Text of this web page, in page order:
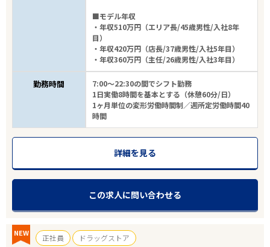
■モデル年収
・年収510万円（エリア長/45歳男性/入社8年
目）
・年収420万円（店長/37歳男性/入社5年目）
・年収360万円（主任/26歳男性/入社3年目）
勤務時間
7:00～22:30の間でシフト勤務
1日実働8時間を基本とする（休憩60分/日）
1ヶ月単位の変形労働時間制／週所定労働時間40
時間
詳細を見る
この求人に問い合わせる
NEW 正社員
ドラッグストア